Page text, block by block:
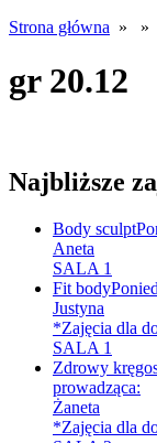
Strona główna » »
gr 20.12
Najbliższe
Body sculpt
Aneta
SALA 1
Fit body
Justyna
*Zajęcia dla
SALA 1
Zdrowy
prowadząca:
Żaneta
*Zajęcia dla